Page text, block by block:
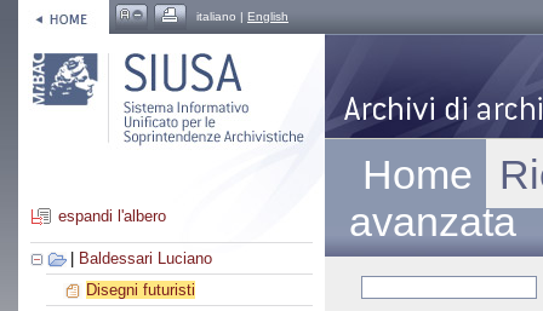
italiano | English
espandi l'albero
Baldessari Luciano
Disegni futuristi
Home
avanzata